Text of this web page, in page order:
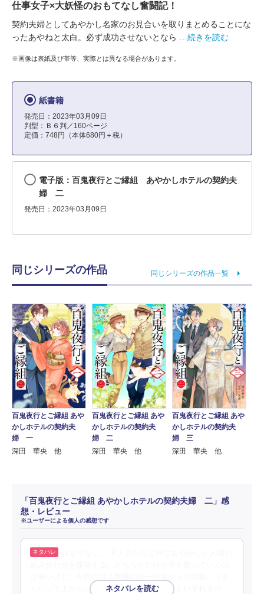
仕事女子×大妖怪のおもてなし奮闘記！
契約夫婦としてあやかし名家のお見合いを取りまとめることにな
ったあやねと太白。必ず成功させないとなら
…続きを読む
※画像は表紙及び帯等、実際とは異なる場合があります。
紙書籍
発売日：2023年03月09日
判型：Ｂ６判／160ページ
定価：748円（本体680円＋税）
電子版：百鬼夜行とご縁組 あやかしホテルの契約夫
婦 二
発売日：2023年03月09日
同じシリーズの作品 同じシリーズの作品一覧
百鬼夜行とご縁組 あや
かしホテルの契約夫
婦 一
深田 華央 他
百鬼夜行とご縁組 あや
かしホテルの契約夫
婦 二
深田 華央 他
百鬼夜行とご縁組 あや
かしホテルの契約夫
婦 三
深田 華央 他
「百鬼夜行とご縁組 あやかしホテルの契約夫婦 二」感
想・レビュー
※ユーザーによる個人の感想です
くいってよかったなぁ。でも、主人公たちもいずれその